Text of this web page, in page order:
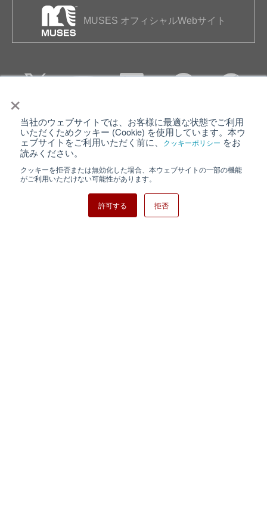
×
当社のウェブサイトでは、お客様に最適な状態でご利用
いただくためクッキー (Cookie) を使用しています。本ウ
ェブサイトをご利用いただく前に、
クッキーポリシー をお
読みください。
クッキーを拒否または無効化した場合、本ウェブサイトの一部の機能
がご利用いただけない可能性があります。
許可する 拒否
MUSES オフィシャルWebサイト
個人情報保護について ウェブサイト利用規約
クッキーポリシー
日清紡ホールディングス
Copyright ⓒ Nisshinbo Micro Devices Inc. All Rights Reserved.